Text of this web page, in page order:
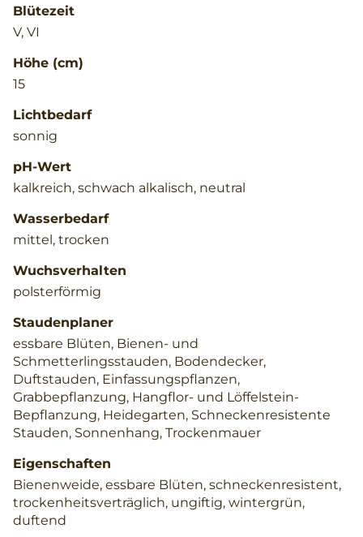
Blütezeit
V, VI
Höhe (cm)
15
Lichtbedarf
sonnig
pH-Wert
kalkreich, schwach alkalisch, neutral
Wasserbedarf
mittel, trocken
Wuchsverhalten
polsterförmig
Staudenplaner
essbare Blüten, Bienen- und
Schmetterlingsstauden, Bodendecker,
Duftstauden, Einfassungspflanzen,
Grabbepflanzung, Hangflor- und Löffelstein-
Bepflanzung, Heidegarten, Schneckenresistente
Stauden, Sonnenhang, Trockenmauer
Eigenschaften
Bienenweide, essbare Blüten, schneckenresistent,
trockenheitsverträglich, ungiftig, wintergrün,
duftend